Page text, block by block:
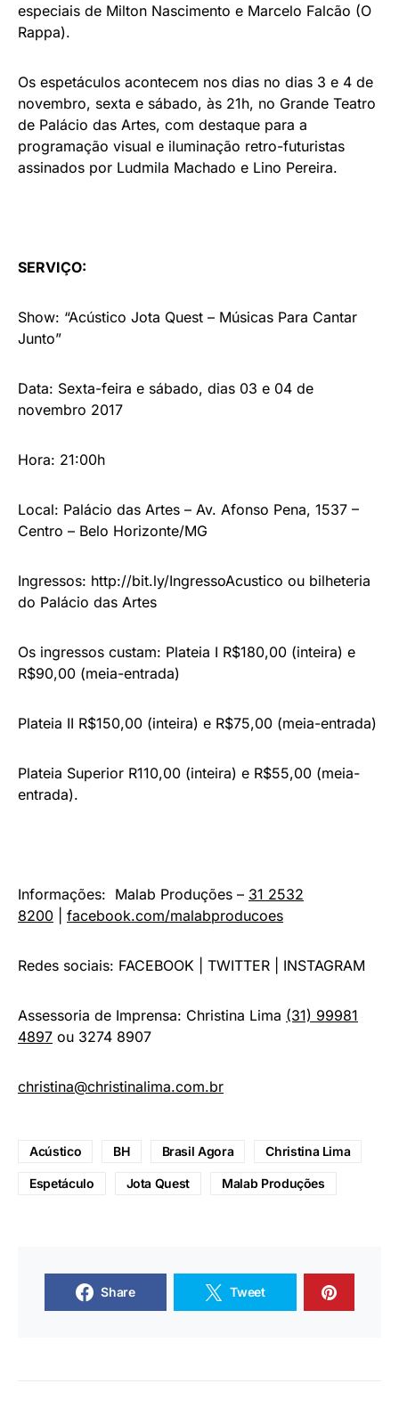
especiais de Milton Nascimento e Marcelo Falcão (O
Rappa).
Os espetáculos acontecem nos dias no dias 3 e 4 de
novembro, sexta e sábado, às 21h, no Grande Teatro
de Palácio das Artes, com destaque para a
programação visual e iluminação retro-futuristas
assinados por Ludmila Machado e Lino Pereira.
SERVIÇO:
Show: “Acústico Jota Quest – Músicas Para Cantar
Junto”
Data: Sexta-feira e sábado, dias 03 e 04 de
novembro 2017
Hora: 21:00h
Local: Palácio das Artes – Av. Afonso Pena, 1537 –
Centro – Belo Horizonte/MG
Ingressos: http://bit.ly/IngressoAcustico ou bilheteria
do Palácio das Artes
Os ingressos custam: Plateia I R$180,00 (inteira) e
R$90,00 (meia-entrada)
Plateia II R$150,00 (inteira) e R$75,00 (meia-entrada)
Plateia Superior R110,00 (inteira) e R$55,00 (meia-
entrada).
Informações: Malab Produções – 31 2532
8200
facebook.com/malabproducoes
Redes sociais: FACEBOOK | TWITTER | INSTAGRAM
Assessoria de Imprensa: Christina Lima (31) 99981
4897 ou 3274 8907
christina@christinalima.com.br
Acústico BH Brasil Agora Christina Lima
Espetáculo Jota Quest Malab Produções
Share Tweet